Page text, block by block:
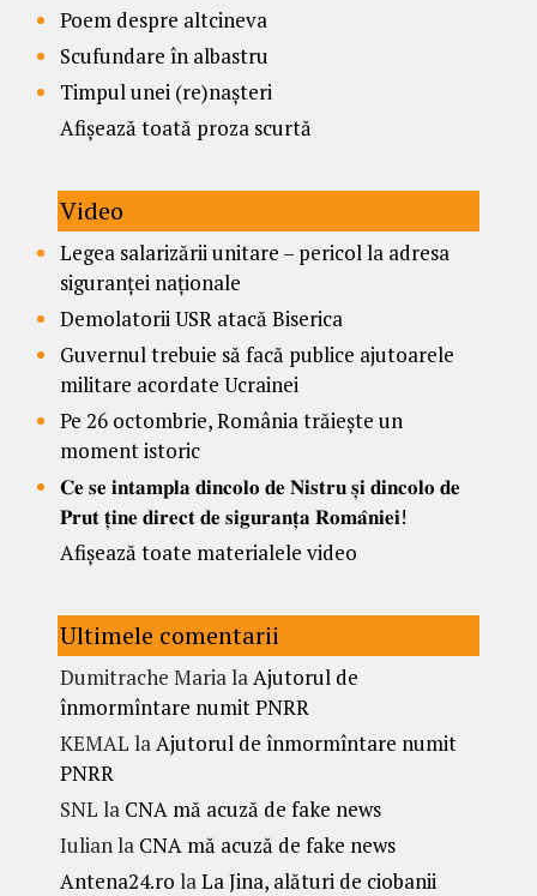
Poem despre altcineva
Scufundare în albastru
Timpul unei (re)nașteri
Afișează toată proza scurtă
Video
Legea salarizării unitare – pericol la adresa
siguranței naționale
Demolatorii USR atacă Biserica
Guvernul trebuie să facă publice ajutoarele
militare acordate Ucrainei
Pe 26 octombrie, România trăiește un
moment istoric
𝐂𝐞 𝐬𝐞 𝐢𝐧𝐭𝐚𝐦𝐩𝐥𝐚 𝐝𝐢𝐧𝐜𝐨𝐥𝐨 𝐝𝐞 𝐍𝐢𝐬𝐭𝐫𝐮 𝐬̦𝐢 𝐝𝐢𝐧𝐜𝐨𝐥𝐨 𝐝𝐞
𝐏𝐫𝐮𝐭 𝐭̦𝐢𝐧𝐞 𝐝𝐢𝐫𝐞𝐜𝐭 𝐝𝐞 𝐬𝐢𝐠𝐮𝐫𝐚𝐧𝐭̦𝐚 𝐑𝐨𝐦𝐚̂𝐧𝐢𝐞𝐢!
Afișează toate materialele video
Ultimele comentarii
Dumitrache MarialaAjutorul de
înmormîntare numit PNRR
KEMAL laAjutorul de înmormîntare numit
PNRR
SNL la CNA mă acuză de fake news
Iulianla CNA mă acuză de fake news
Antena24.ro laLa Jina, alături de ciobanii